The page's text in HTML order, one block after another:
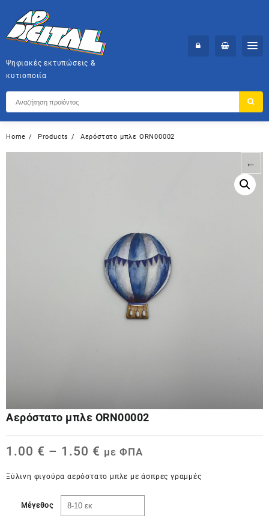
content
Ψηφιακές εκτυπώσεις &
κυτιοποιία
Home Products Aερόστατο μπλε ORN00002
←
Aερόστατο μπλε ORN00002
1.00 € – 1.50 € με ΦΠΑ
Ξύλινη φιγούρα αερόστατο μπλε με άσπρες γραμμές
Μέγεθος